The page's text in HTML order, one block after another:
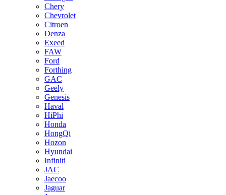
Chery
Chevrolet
Citroen
Denza
Exeed
FAW
Ford
Forthing
GAC
Geely
Genesis
Haval
HiPhi
Honda
HongQi
Hozon
Hyundai
Infiniti
JAC
Jaecoo
Jaguar